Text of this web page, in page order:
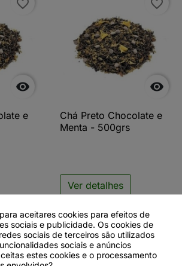

favorite_border
e

favorite_border
Chá Preto Chocolate e
Menta - 500grs
Ver detalhes
favorite_border
aceitares cookies para efeitos de
sociais e publicidade. Os cookies de
sociais de terceiros são utilizados
sociais e anúncios
estes cookies e o processamento